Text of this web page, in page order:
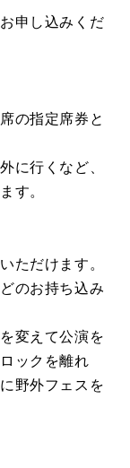
申し込みくだ
の指定席券と
に行くなど、
す。
ただけます。
のお持ち込み
変えて公演を
ックを離れ
野外フェスを